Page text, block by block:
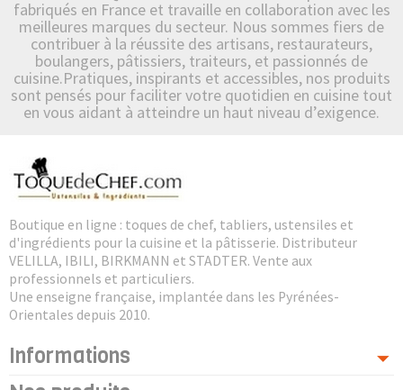
fabriqués en France et travaille en collaboration avec les
meilleures marques du secteur. Nous sommes fiers de
contribuer à la réussite des artisans, restaurateurs,
boulangers, pâtissiers, traiteurs, et passionnés de
cuisine.Pratiques, inspirants et accessibles, nos produits
sont pensés pour faciliter votre quotidien en cuisine tout
en vous aidant à atteindre un haut niveau d’exigence.
Boutique en ligne : toques de chef, tabliers, ustensiles et
d'ingrédients pour la cuisine et la pâtisserie. Distributeur
VELILLA, IBILI, BIRKMANN et STADTER. Vente aux
professionnels et particuliers.
Une enseigne française, implantée dans les Pyrénées-
Orientales depuis 2010.
Informations